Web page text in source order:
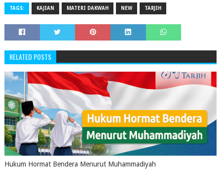
TAGS: KAJIAN MATERI DAKWAH NEW TARJIH
RELATED POSTS
Hukum Hormat Bendera Menurut Muhammadiyah